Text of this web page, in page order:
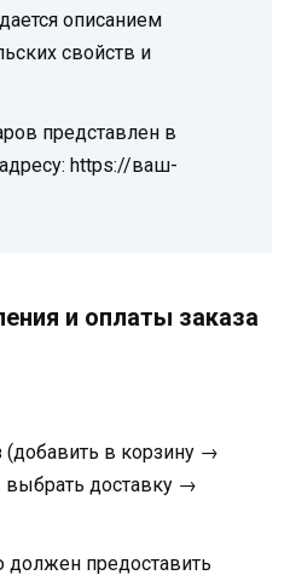
описанием
свойств и
представлен в
адресу: https://ваш-
и оплаты заказа
(добавить в корзину →
выбрать доставку →
предоставить